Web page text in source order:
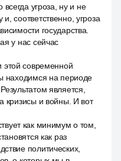
всегда угроза, ну и не
соответственно, угроза
государства.
у нас сейчас
этой современной
находимся на периоде
является,
кризисы и войны. И вот
как минимум о том,
как раз
политических,